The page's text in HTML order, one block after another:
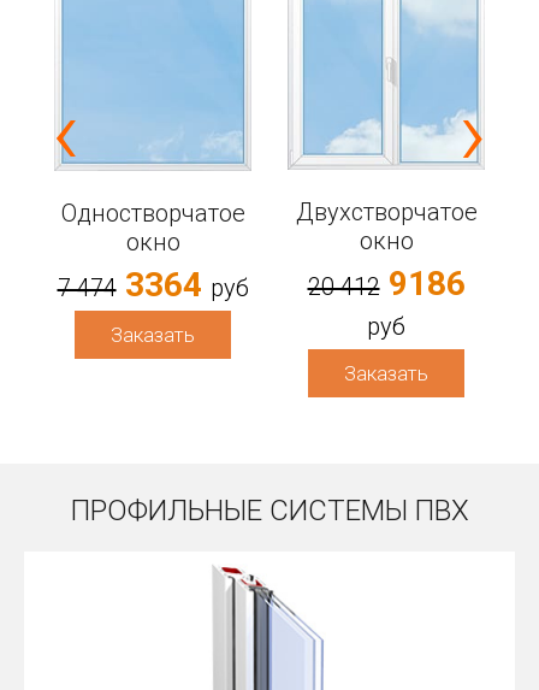
Одностворчатое
окно
7 4743364 руб
Заказать
Двухстворчатое
окно
20 4129186
руб
Заказать
‹ ›
ПРОФИЛЬНЫЕ СИСТЕМЫ ПВХ